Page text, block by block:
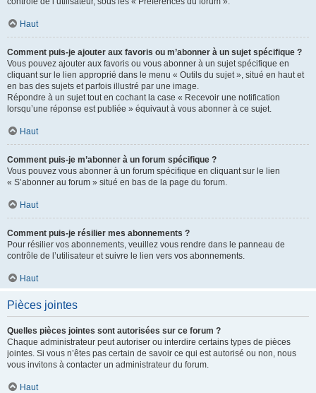
Haut
Comment puis-je ajouter aux favoris ou m’abonner à un sujet spécifique ?
Vous pouvez ajouter aux favoris ou vous abonner à un sujet spécifique en
cliquant sur le lien approprié dans le menu « Outils du sujet », situé en haut et
en bas des sujets et parfois illustré par une image.
Répondre à un sujet tout en cochant la case « Recevoir une notification
lorsqu’une réponse est publiée » équivaut à vous abonner à ce sujet.
Haut
Comment puis-je m’abonner à un forum spécifique ?
Vous pouvez vous abonner à un forum spécifique en cliquant sur le lien
« S’abonner au forum » situé en bas de la page du forum.
Haut
Comment puis-je résilier mes abonnements ?
Pour résilier vos abonnements, veuillez vous rendre dans le panneau de
contrôle de l’utilisateur et suivre le lien vers vos abonnements.
Haut
Pièces jointes
Quelles pièces jointes sont autorisées sur ce forum ?
Chaque administrateur peut autoriser ou interdire certains types de pièces
jointes. Si vous n’êtes pas certain de savoir ce qui est autorisé ou non, nous
vous invitons à contacter un administrateur du forum.
Haut